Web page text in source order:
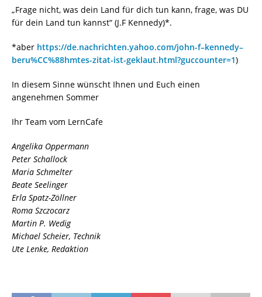
„Frage nicht, was dein Land für dich tun kann, frage, was DU
für dein Land tun kannst“ (J.F Kennedy)*.
*aber https://de.nachrichten.yahoo.com/john-f–kennedy–
beru%CC%88hmtes-zitat-ist-geklaut.html?guccounter=1)
In diesem Sinne wünscht Ihnen und Euch einen
angenehmen Sommer
Ihr Team vom LernCafe
Angelika Oppermann
Peter Schallock
Maria Schmelter
Beate Seelinger
Erla Spatz-Zöllner
Roma Szczocarz
Martin P. Wedig
Michael Scheier, Technik
Ute Lenke, Redaktion